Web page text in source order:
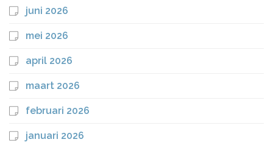
juni 2026
mei 2026
april 2026
maart 2026
februari 2026
januari 2026